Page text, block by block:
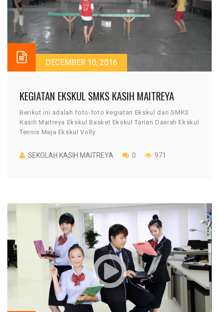
DECEMBER 10, 2016
KEGIATAN EKSKUL SMKS KASIH MAITREYA
Berikut ini adalah foto-foto kegiatan Ekskul dari SMKS
Kasih Maitreya Ekskul Basket Ekskul Tarian Daerah Ekskul
Tennis Meja Ekskul Volly
SEKOLAH KASIH MAITREYA 0 971